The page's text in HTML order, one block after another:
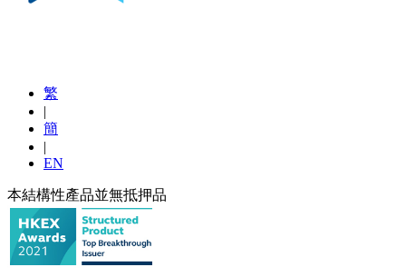
繁
|
簡
|
EN
本結構性產品並無抵押品